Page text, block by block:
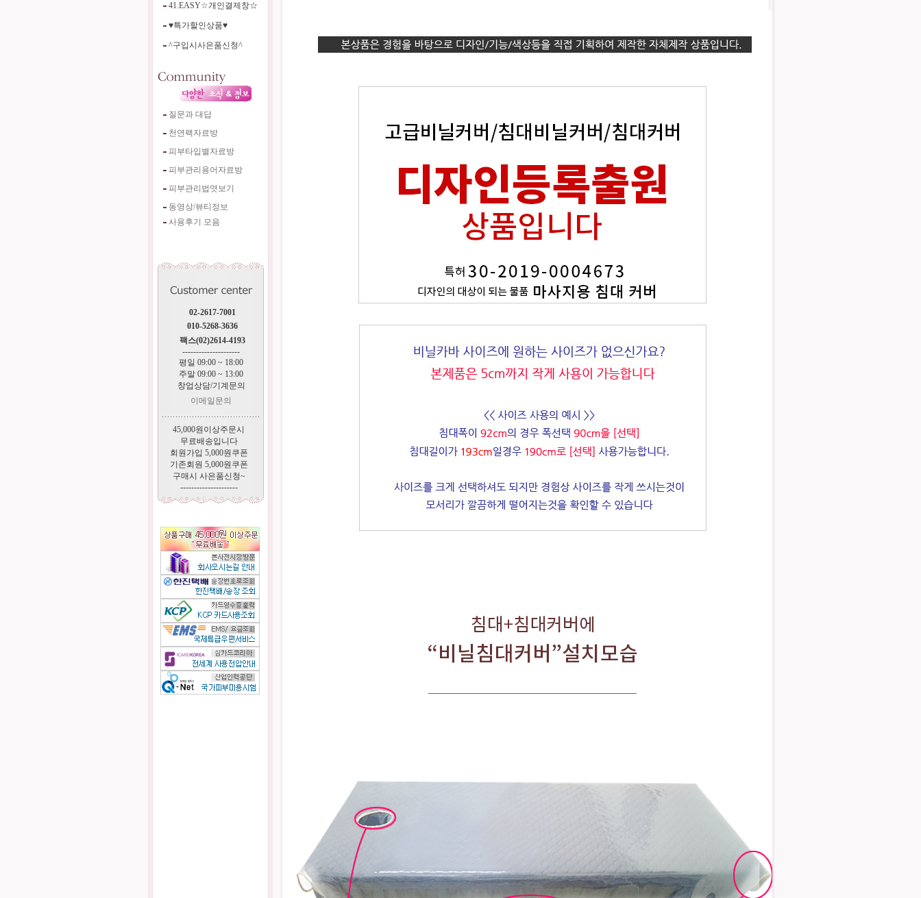
41.EASY☆개인결제창☆
♥특가할인상품♥
^구입시사은품신청^
질문과 대답
천연팩자료방
피부타입별자료방
피부관리용어자료방
피부관리법엿보기
동영상/뷰티정보
사용후기 모음
02-2617-7001
010-5268-3636
팩스(02)2614-4193
---------------------
평일 09:00 ~ 18:00
주말 09:00 ~ 13:00
창업상담/기계문의
이메일문의
45,000원이상주문시
무료배송입니다
회원가입 5,000원쿠폰
기존회원 5,000원쿠폰
구매시 사은품신청~
---------------------